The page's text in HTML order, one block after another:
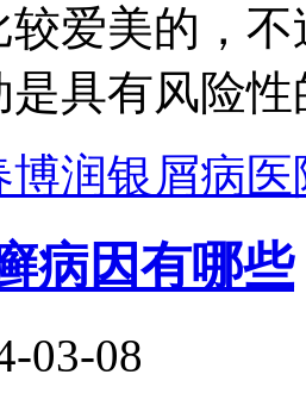
爱美的，
具有风险性
博润银屑病医
病因有哪些
03-08